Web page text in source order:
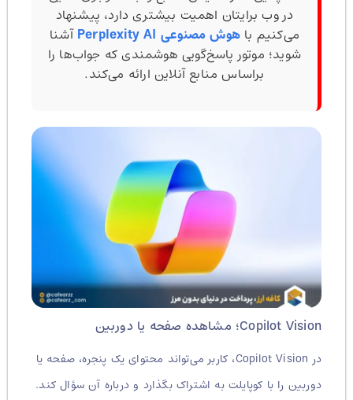
در وب برایتان اهمیت بیشتری دارد، پیشنهاد
می‌کنیم باهوش مصنوعی Perplexity AI
آشنا
شوید؛ موتور پاسخ‌گویی هوشمندی که جواب‌ها را
براساس منابع آنلاین ارائه می‌کند.
Copilot Vision؛ مشاهده صفحه یا دوربین
در Copilot Vision، کاربر می‌تواند محتوای یک پنجره، صفحه یا
دوربین را با کوپایلت به اشتراک بگذارد و درباره آن سؤال کند.